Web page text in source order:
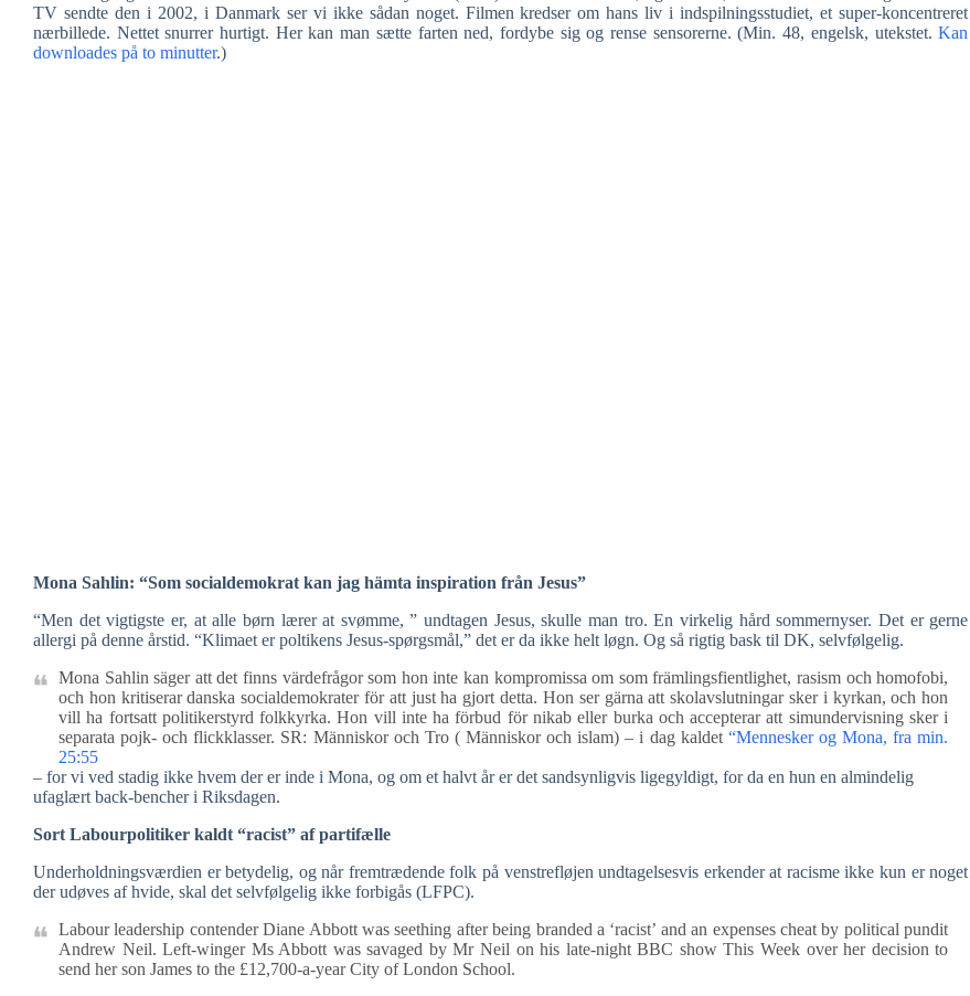
TV sendte den i 2002, i Danmark ser vi ikke sådan noget. Filmen kredser om hans liv i indspilningsstudiet, et super-koncentreret
nærbillede. Nettet snurrer hurtigt. Her kan man sætte farten ned, fordybe sig og rense sensorerne. (Min. 48, engelsk, utekstet.Kan
downloades på to minutter.)
Mona Sahlin: “Som socialdemokrat kan jag hämta inspiration från Jesus”
“Men det vigtigste er, at alle børn lærer at svømme, ” undtagen Jesus, skulle man tro. En virkelig hård sommernyser. Det er gerne
allergi på denne årstid. “Klimaet er poltikens Jesus-spørgsmål,” det er da ikke helt løgn. Og så rigtig bask til DK, selvfølgelig.
Mona Sahlin säger att det finns värdefrågor som hon inte kan kompromissa om som främlingsfientlighet, rasism och homofobi,
och hon kritiserar danska socialdemokrater för att just ha gjort detta. Hon ser gärna att skolavslutningar sker i kyrkan, och hon
vill ha fortsatt politikerstyrd folkkyrka. Hon vill inte ha förbud för nikab eller burka och accepterar att simundervisning sker i
separata pojk- och flickklasser. SR: Människor och Tro ( Människor och islam) – i dag kaldet“Mennesker og Mona, fra min.
25:55
– for vi ved stadig ikke hvem der er inde i Mona, og om et halvt år er det sandsynligvis ligegyldigt, for da en hun en almindelig
ufaglært back-bencher i Riksdagen.
Sort Labourpolitiker kaldt “racist” af partifælle
Underholdningsværdien er betydelig, og når fremtrædende folk på venstrefløjen undtagelsesvis erkender at racisme ikke kun er noget
der udøves af hvide, skal det selvfølgelig ikke forbigås (LFPC).
Labour leadership contender Diane Abbott was seething after being branded a ‘racist’ and an expenses cheat by political pundit
Andrew Neil. Left-winger Ms Abbott was savaged by Mr Neil on his late-night BBC show This Week over her decision to
send her son James to the £12,700-a-year City of London School.